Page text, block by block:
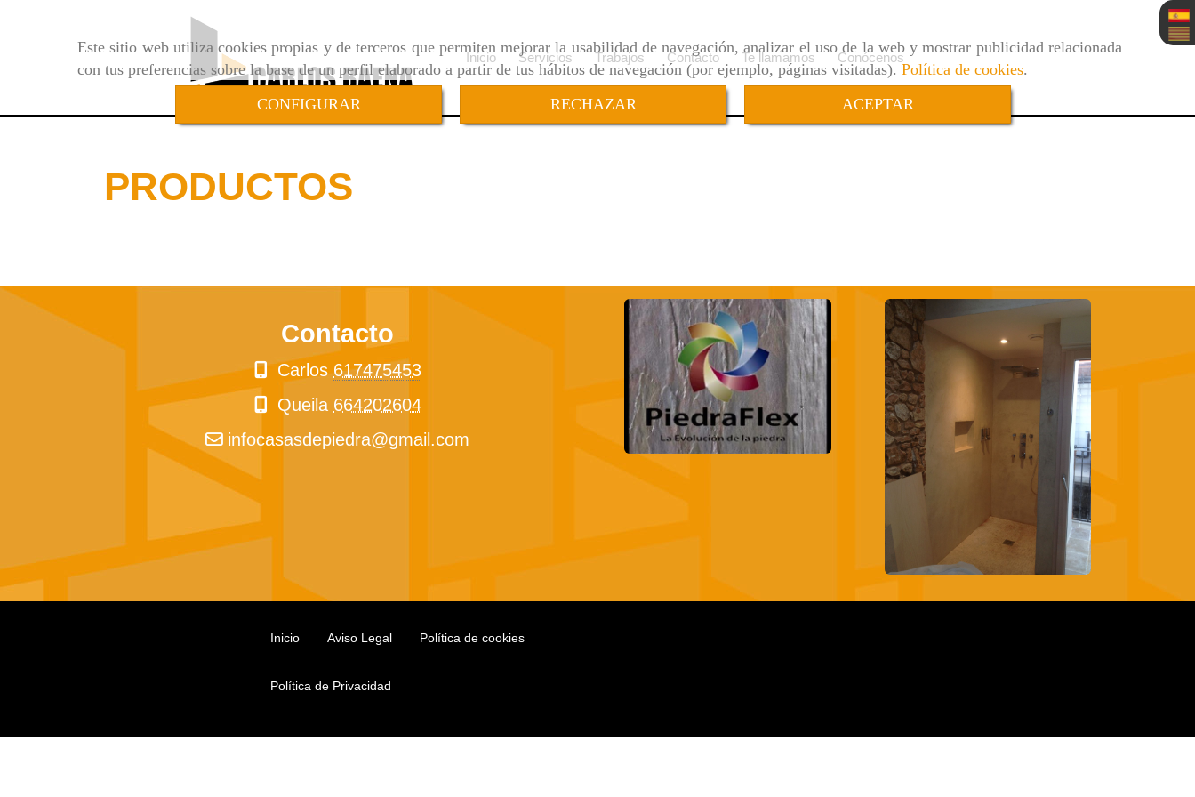
Este sitio web utiliza cookies propias y de terceros que permiten mejorar la usabilidad de navegación, analizar el uso de la web y mostrar publicidad relacionada
con tus preferencias sobre la base de un perfil elaborado a partir de tus hábitos de navegación (por ejemplo, páginas visitadas). Política de cookies.
CONFIGURAR
RECHAZAR ACEPTAR
Inicio Servicios Trabajos Contacto Te llamamos Conócenos
PRODUCTOS
Contacto
Carlos617475453
Queila 664202604
infocasasdepiedra
gmail.com
Inicio Aviso Legal Política de cookies
Política de Privacidad